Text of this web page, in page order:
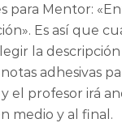
para Mentor:
Es así que
la
adhesivas
el profesor irá
medio y al final.